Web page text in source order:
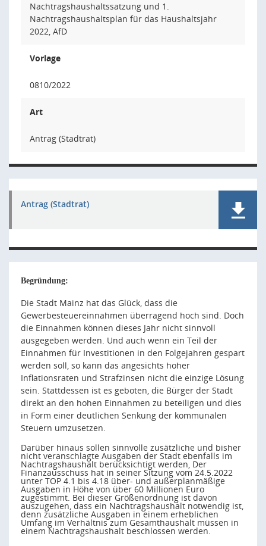
Nachtragshaushaltssatzung und 1.
Nachtragshaushaltsplan für das Haushaltsjahr
2022, AfD
Vorlage
0810/2022
Art
Antrag (Stadtrat)
Antrag (Stadtrat)
Begründung:
Die Stadt Mainz hat das Glück, dass die
Gewerbesteuereinnahmen überragend hoch sind. Doch
die Einnahmen können dieses Jahr nicht sinnvoll
ausgegeben werden. Und auch wenn ein Teil der
Einnahmen für Investitionen in den Folgejahren gespart
werden soll, so kann das angesichts hoher
Inflationsraten und Strafzinsen nicht die einzige Lösung
sein. Stattdessen ist es geboten, die Bürger der Stadt
direkt an den hohen Einnahmen zu beteiligen und dies
in Form einer deutlichen Senkung der kommunalen
Steuern umzusetzen.
Darüber hinaus sollen sinnvolle zusätzliche und bisher
nicht veranschlagte Ausgaben der Stadt ebenfalls im
Nachtragshaushalt berücksichtigt werden, Der
Finanzausschuss hat in seiner Sitzung vom 24.5.2022
unter TOP 4.1 bis 4.18 über- und außerplanmäßige
Ausgaben in Höhe von über 60 Millionen Euro
zugestimmt. Bei dieser Größenordnung ist davon
auszugehen, dass ein Nachtragshaushalt notwendig ist,
denn zusätzliche Ausgaben in einem erheblichen
Umfang im Verhältnis zum Gesamthaushalt müssen in
einem Nachtragshaushalt beschlossen werden.